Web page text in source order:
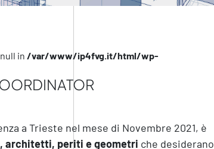
in /var/www/ip4fvg.it/html/wp-
a Trieste nel mese di Novembre 2021, è
architetti, periti e geometri che desiderano